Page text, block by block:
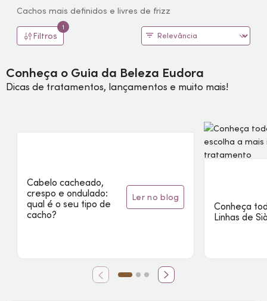
Cachos mais definidos e livres de frizz
Filtros
1
Conheça o Guia da Beleza Eudora
Dicas de tratamentos, lançamentos e muito mais!
Cabelo cacheado,
crespo e ondulado:
qual é o seu tipo de
cacho?
ler no blog
Conheça
Linhas de